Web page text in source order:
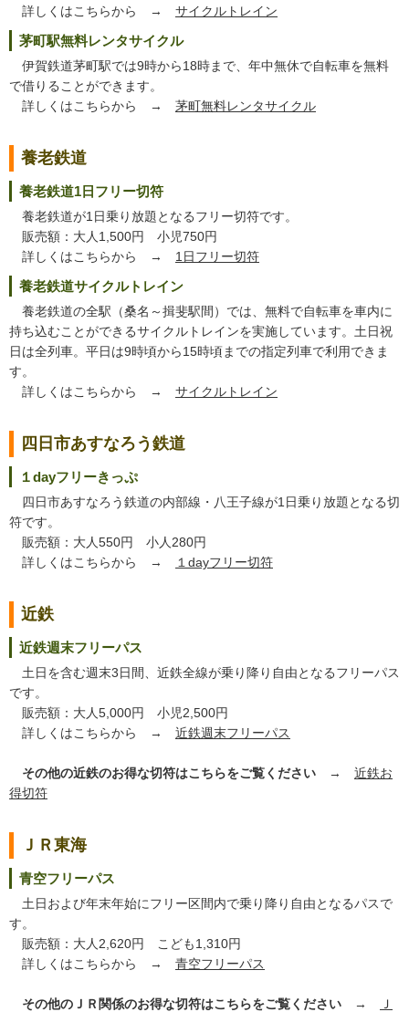
詳しくはこちらから → サイクルトレイン
茅町駅無料レンタサイクル
伊賀鉄道茅町駅では9時から18時まで、年中無休で自転車を無料
で借りることができます。
詳しくはこちらから → 茅町無料レンタサイクル
養老鉄道
養老鉄道1日フリー切符
養老鉄道が1日乗り放題となるフリー切符です。
販売額：大人1,500円 小児750円
詳しくはこちらから → 1日フリー切符
養老鉄道サイクルトレイン
養老鉄道の全駅（桑名～揖斐駅間）では、無料で自転車を車内に
持ち込むことができるサイクルトレインを実施しています。土日祝
日は全列車。平日は9時頃から15時頃までの指定列車で利用できま
す。
詳しくはこちらから → サイクルトレイン
四日市あすなろう鉄道
１dayフリーきっぷ
四日市あすなろう鉄道の内部線・八王子線が1日乗り放題となる切
符です。
販売額：大人550円 小人280円
詳しくはこちらから →
１dayフリー切符
近鉄
近鉄週末フリーパス
土日を含む週末3日間、近鉄全線が乗り降り自由となるフリーパス
です。
販売額：大人5,000円 小児2,500円
詳しくはこちらから → 近鉄週末フリーパス
その他の近鉄のお得な切符はこちらをご覧ください → 近鉄お
得切符
ＪＲ東海
青空フリーパス
土日および年末年始にフリー区間内で乗り降り自由となるパスで
す。
販売額：大人2,620円 こども1,310円
詳しくはこちらから → 青空フリーパス
その他のＪＲ関係のお得な切符はこちらをご覧ください →
Ｊ